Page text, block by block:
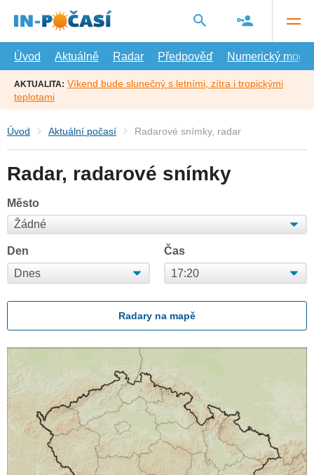
hlavní
Úvod
Aktuálně Radar Předpověď Numerický model
AKTUALITA: Víkend bude slunečný s letními, zítra i tropickými
teplotami
Úvod Aktuální počasí Radarové snímky, radar
Radar, radarové snímky
Město
Den Čas
Radary na mapě